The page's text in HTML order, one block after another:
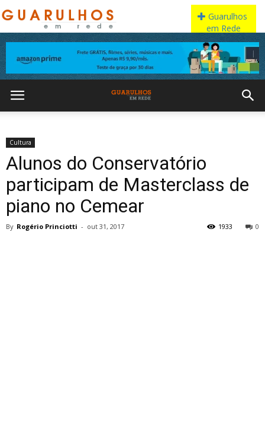
Cultura
Alunos do Conservatório
participam de Masterclass de
piano no Cemear
By Rogério Princiotti - out 31, 2017 0
1933